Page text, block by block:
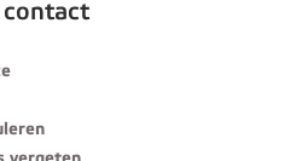
contact